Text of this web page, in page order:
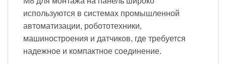
используются в системах промышленной
автоматизации, робототехники,
машиностроения и датчиков, где требуется
надежное и компактное соединение.